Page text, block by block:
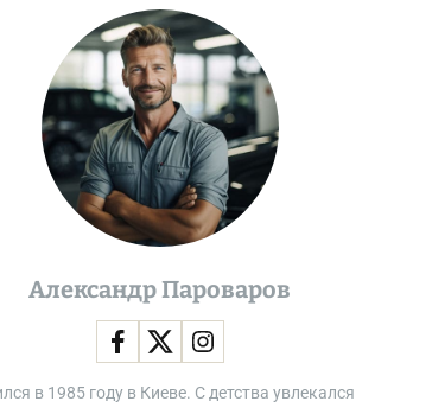
Александр Пароваров
в 1985 году в Киеве. С детства увлекался